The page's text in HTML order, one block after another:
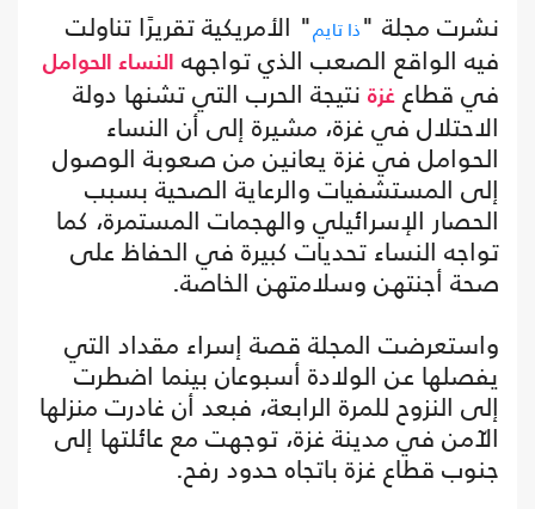
نشرت مجلة "ذا تايم" الأمريكية تقريرًا تناولت
فيه الواقع الصعب الذي تواجهه
النساء الحوامل
في قطاع غزة نتيجة الحرب التي تشنها دولة
الاحتلال في غزة، مشيرة إلى أن النساء
الحوامل في غزة يعانين من صعوبة الوصول
إلى المستشفيات والرعاية الصحية بسبب
الحصار الإسرائيلي والهجمات المستمرة، كما
تواجه النساء تحديات كبيرة في الحفاظ على
صحة أجنتهن وسلامتهن الخاصة.
واستعرضت المجلة قصة إسراء مقداد التي
يفصلها عن الولادة أسبوعان بينما اضطرت
إلى النزوح للمرة الرابعة، فبعد أن غادرت منزلها
الآمن في مدينة غزة، توجهت مع عائلتها إلى
جنوب قطاع غزة باتجاه حدود رفح.